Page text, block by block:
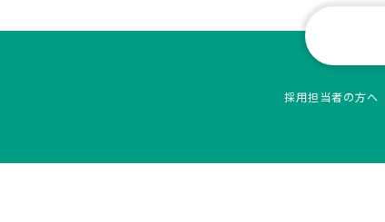
採用担当者の方へ